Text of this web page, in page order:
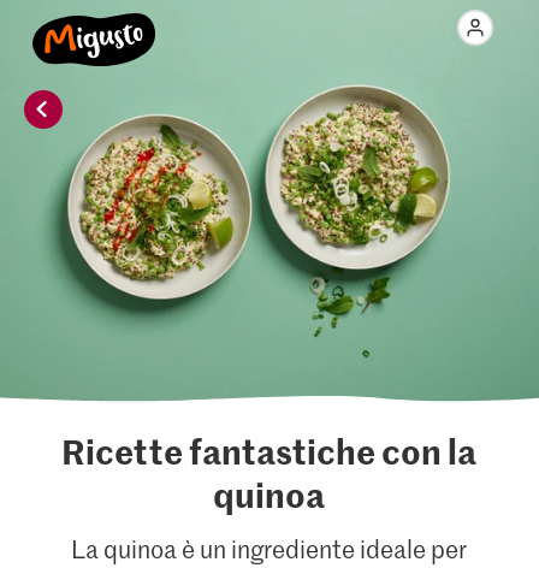
Ricette fantastiche con la
quinoa
La quinoa è un ingrediente ideale per